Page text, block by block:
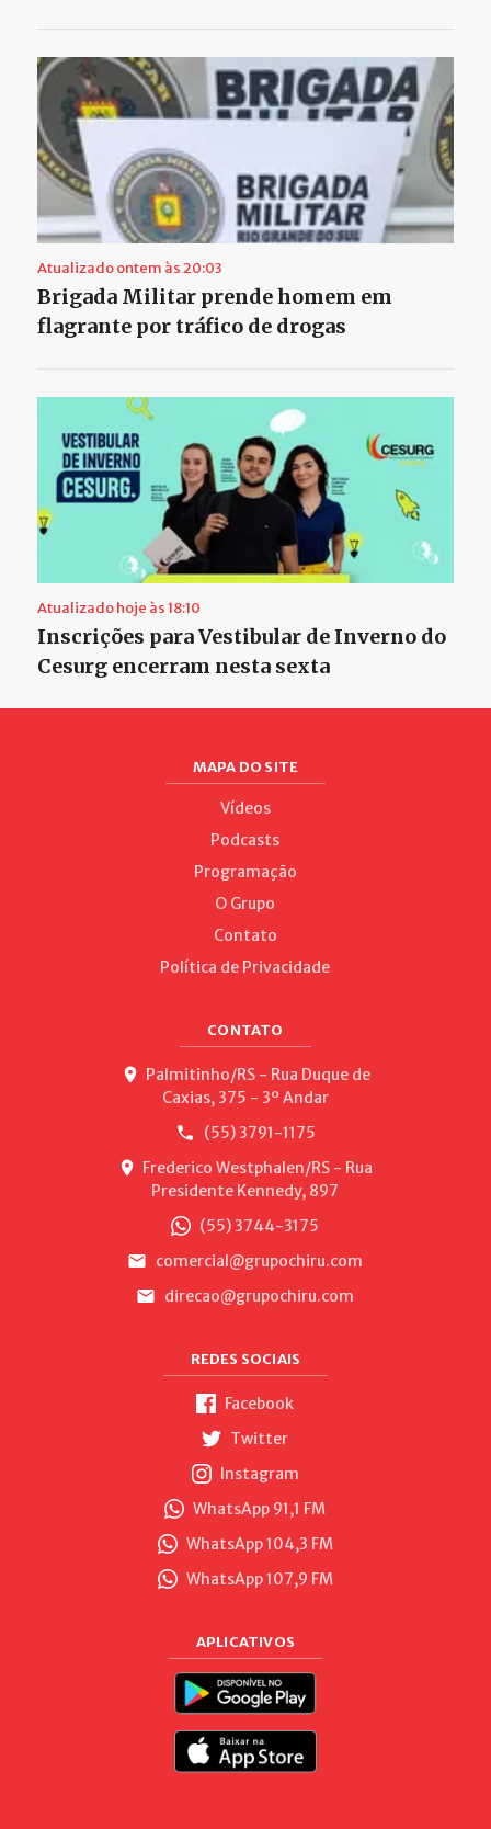
Atualizado ontem às 20:03
Brigada Militar prende homem em
flagrante por tráfico de drogas
Atualizado hoje às 18:10
Inscrições para Vestibular de Inverno do
Cesurg encerram nesta sexta
MAPA DO SITE
Vídeos
Podcasts
Programação
O Grupo
Contato
Política de Privacidade
CONTATO
Palmitinho/RS - Rua Duque de
Caxias, 375 - 3º Andar
(55) 3791-1175
Frederico Westphalen/RS - Rua
Presidente Kennedy, 897
(55) 3744-3175
comercial@grupochiru.com
direcao@grupochiru.com
REDES SOCIAIS
Facebook
Twitter
Instagram
WhatsApp 91,1 FM
WhatsApp 104,3 FM
WhatsApp 107,9 FM
APLICATIVOS